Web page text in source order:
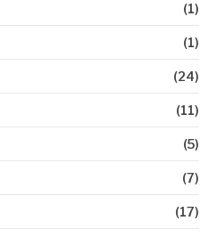
(1)
(1)
(24)
(11)
(5)
(7)
(17)